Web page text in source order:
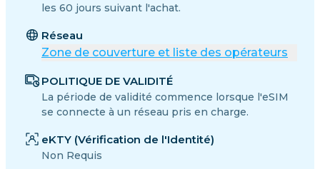
les 60 jours suivant l'achat.
Réseau
Zone de couverture et liste des opérateurs
POLITIQUE DE VALIDITÉ
La période de validité commence lorsque l'eSIM
se connecte à un réseau pris en charge.
eKTY (Vérification de l'Identité)
Non Requis